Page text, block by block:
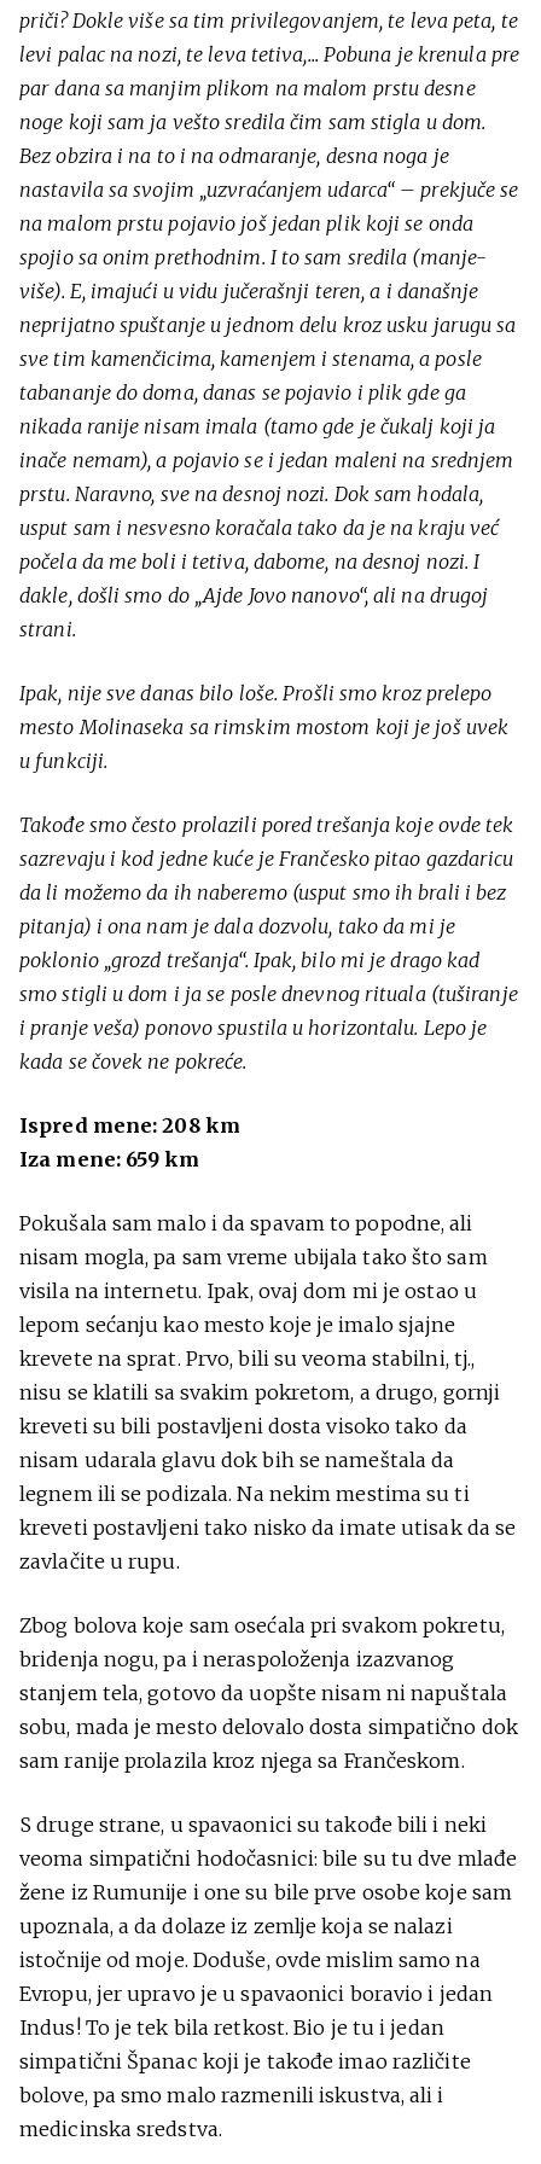
priči? Dokle više sa tim privilegovanjem, te leva peta, te
levi palac na nozi, te leva tetiva,... Pobuna je krenula pre
par dana sa manjim plikom na malom prstu desne
noge koji sam ja vešto sredila čim sam stigla u dom.
Bez obzira i na to i na odmaranje, desna noga je
nastavila sa svojim „uzvraćanjem udarca“ – prekjuče se
na malom prstu pojavio još jedan plik koji se onda
spojio sa onim prethodnim. I to sam sredila (manje-
više). E, imajući u vidu jučerašnji teren, a i današnje
neprijatno spuštanje u jednom delu kroz usku jarugu sa
sve tim kamenčicima, kamenjem i stenama, a posle
tabananje do doma, danas se pojavio i plik gde ga
nikada ranije nisam imala (tamo gde je čukalj koji ja
inače nemam), a pojavio se i jedan maleni na srednjem
prstu. Naravno, sve na desnoj nozi. Dok sam hodala,
usput sam i nesvesno koračala tako da je na kraju već
počela da me boli i tetiva, dabome, na desnoj nozi. I
dakle, došli smo do „Ajde Jovo nanovo“, ali na drugoj
strani.
Ipak, nije sve danas bilo loše. Prošli smo kroz prelepo
mesto Molinaseka sa rimskim mostom koji je još uvek
u funkciji.
Takođe smo često prolazili pored trešanja koje ovde tek
sazrevaju i kod jedne kuće je Frančesko pitao gazdaricu
da li možemo da ih naberemo (usput smo ih brali i bez
pitanja) i ona nam je dala dozvolu, tako da mi je
poklonio „grozd trešanja“. Ipak, bilo mi je drago kad
smo stigli u dom i ja se posle dnevnog rituala (tuširanje
i pranje veša) ponovo spustila u horizontalu. Lepo je
kada se čovek ne pokreće.
Ispred mene: 208 km
Iza mene: 659 km
Pokušala sam malo i da spavam to popodne, ali
nisam mogla, pa sam vreme ubijala tako što sam
visila na internetu. Ipak, ovaj dom mi je ostao u
lepom sećanju kao mesto koje je imalo sjajne
krevete na sprat. Prvo, bili su veoma stabilni, tj.,
nisu se klatili sa svakim pokretom, a drugo, gornji
kreveti su bili postavljeni dosta visoko tako da
nisam udarala glavu dok bih se nameštala da
legnem ili se podizala. Na nekim mestima su ti
kreveti postavljeni tako nisko da imate utisak da se
zavlačite u rupu.
Zbog bolova koje sam osećala pri svakom pokretu,
bridenja nogu, pa i neraspoloženja izazvanog
stanjem tela, gotovo da uopšte nisam ni napuštala
sobu, mada je mesto delovalo dosta simpatično dok
sam ranije prolazila kroz njega sa Frančeskom.
S druge strane, u spavaonici su takođe bili i neki
veoma simpatični hodočasnici: bile su tu dve mlađe
žene iz Rumunije i one su bile prve osobe koje sam
upoznala, a da dolaze iz zemlje koja se nalazi
istočnije od moje. Doduše, ovde mislim samo na
Evropu, jer upravo je u spavaonici boravio i jedan
Indus! To je tek bila retkost. Bio je tu i jedan
simpatični Španac koji je takođe imao različite
bolove, pa smo malo razmenili iskustva, ali i
medicinska sredstva.